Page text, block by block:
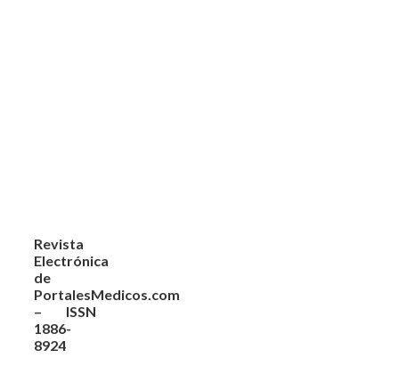
Revista
Electrónica
de
PortalesMedicos.com
– ISSN
1886-
8924